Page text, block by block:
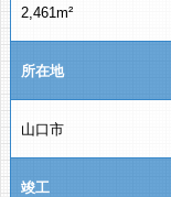
2,461m²
所在地
山口市
竣工